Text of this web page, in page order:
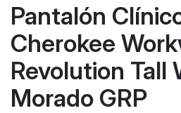
Pantalón
Cherokee
Revolution Tall
Morado GRP